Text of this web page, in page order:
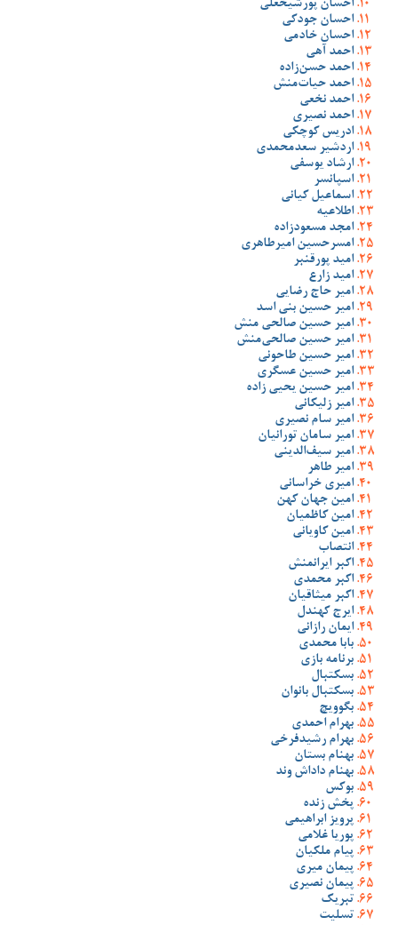
احسان پورشیخعلی
احسان جودکی
احسان خادمی
احمد آهی
احمد حسن‌زاده
احمد حیات‌منش
احمد نخعی
احمد نصیری
ادریس کوچکی
اردشیر سعدمحمدی
ارشاد یوسفی
اسپانسر
اسماعیل کیانی
اطلاعیه
امجد مسعودزاده
امسرحسین امیرطاهری
امید پورقنبر
امید زارع
امیر حاج رضایی
امیر حسین بنی اسد
امیر حسین صالحی منش
امیر حسین صالحی‌منش
امیر حسین طاحونی
امیر حسین عسگری
امیر حسین یحیی زاده
امیر زلیکانی
امیر سام نصیری
امیر سامان تورانیان
امیر سیف‌الدینی
امیر طاهر
امیری خراسانی
امین جهان کهن
امین کاظمیان
امین کاویانی
انتصاب
اکبر ایرانمنش
اکبر محمدی
اکبر میثاقیان
ایرج کهندل
ایمان رازانی
بابا محمدی
برنامه بازی
بسکتبال
بسکتبال بانوان
بگوویچ
بهرام احمدی
بهرام رشیدفرخی
بهنام بستان
بهنام داداش وند
بوکس
پخش زنده
پرویز ابراهیمی
پوریا غلامی
پیام ملکیان
پیمان میری
پیمان نصیری
تبریک
تسلیت